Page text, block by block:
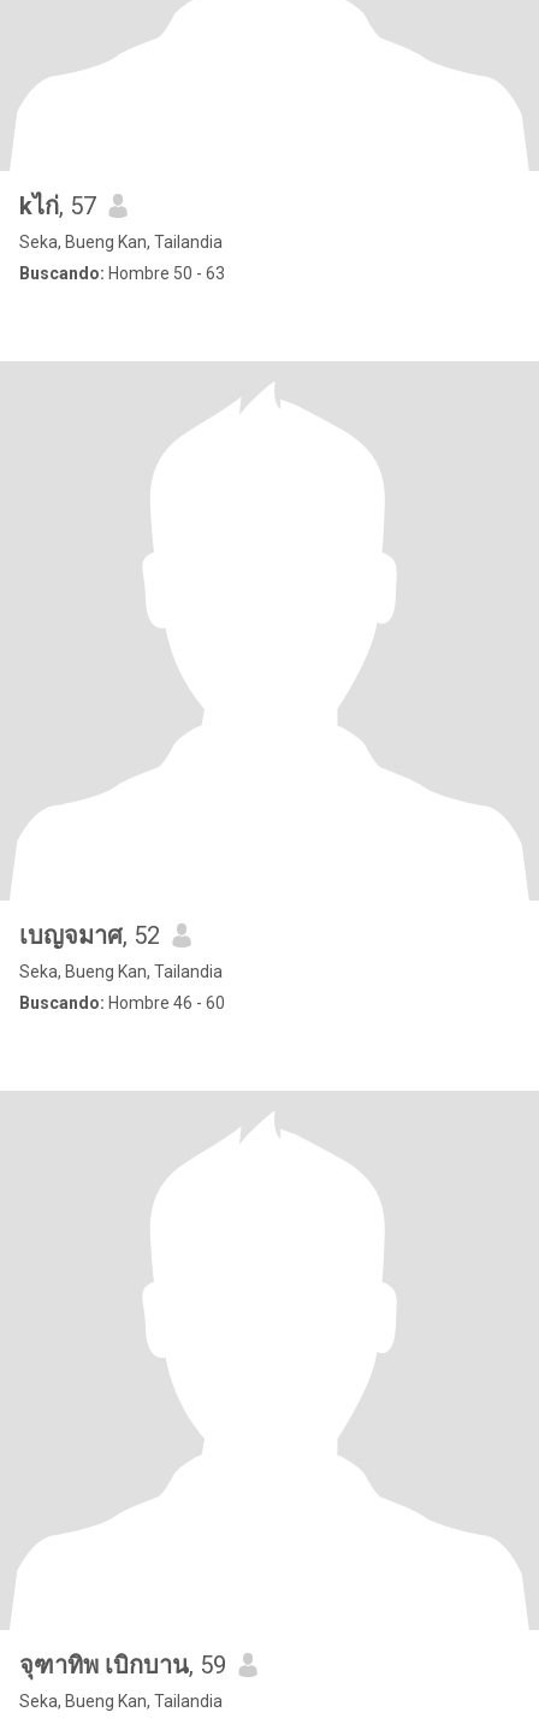
kไก่, 57
Seka, Bueng Kan, Tailandia
Buscando: Hombre 50 - 63
เบญจมาศ, 52
Seka, Bueng Kan, Tailandia
Buscando: Hombre 46 - 60
จุฑาทิพ เบิกบาน, 59
Seka, Bueng Kan, Tailandia